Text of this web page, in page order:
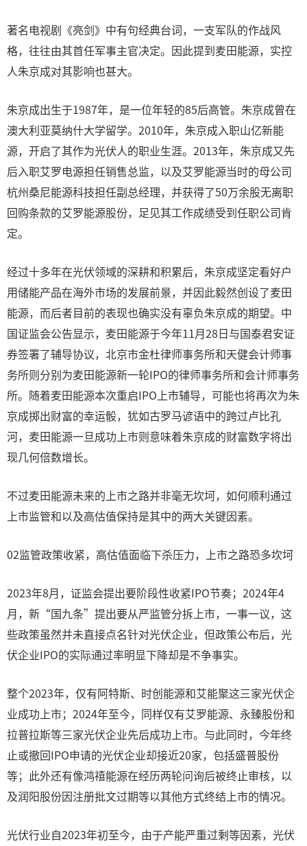
著名电视剧《亮剑》中有句经典台词，一支军队的作战风
格，往往由其首任军事主官决定。因此提到麦田能源，实控
人朱京成对其影响也甚大。
朱京成出生于1987年，是一位年轻的85后高管。朱京成曾在
澳大利亚莫纳什大学留学。2010年，朱京成入职山亿新能
源，开启了其作为光伏人的职业生涯。2013年，朱京成又先
后入职艾罗电源担任销售总监，以及艾罗能源当时的母公司
杭州桑尼能源科技担任副总经理，并获得了50万余股无离职
回购条款的艾罗能源股份，足见其工作成绩受到任职公司肯
定。
经过十多年在光伏领域的深耕和积累后，朱京成坚定看好户
用储能产品在海外市场的发展前景，并因此毅然创设了麦田
能源，而后者目前的表现也确实没有辜负朱京成的期望。中
国证监会公告显示，麦田能源于今年11月28日与国泰君安证
券签署了辅导协议，北京市金杜律师事务所和天健会计师事
务所则分别为麦田能源新一轮IPO的律师事务所和会计师事务
所。随着麦田能源本次重启IPO上市辅导，可能也将再次为朱
京成掷出财富的幸运骰，犹如古罗马谚语中的跨过卢比孔
河，麦田能源一旦成功上市则意味着朱京成的财富数字将出
现几何倍数增长。
不过麦田能源未来的上市之路并非毫无坎坷，如何顺利通过
上市监管和以及高估值保持是其中的两大关键因素。
02监管政策收紧，高估值面临下杀压力，上市之路恐多坎坷
2023年8月，证监会提出要阶段性收紧IPO节奏；2024年4
月，新“国九条”提出要从严监管分拆上市，一事一议，这
些政策虽然并未直接点名针对光伏企业，但政策公布后，光
伏企业IPO的实际通过率明显下降却是不争事实。
整个2023年，仅有阿特斯、时创能源和艾能聚这三家光伏企
业成功上市；2024年至今，同样仅有艾罗能源、永臻股份和
拉普拉斯等三家光伏企业先后成功上市。与此同时，今年终
止或撤回IPO申请的光伏企业却接近20家，包括盛普股份
等；此外还有像鸿禧能源在经历两轮问询后被终止审核，以
及润阳股份因注册批文过期等以其他方式终结上市的情况。
光伏行业自2023年初至今，由于产能严重过剩等因素，光伏